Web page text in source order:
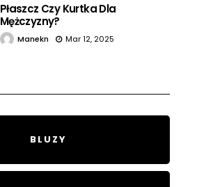
Płaszcz Czy Kurtka Dla
Mężczyzny?
Manekn Mar 12, 2025
BLUZY